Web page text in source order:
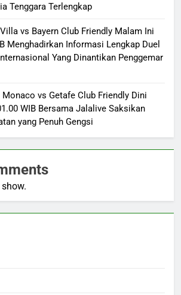
Tenggara Terlengkap
vs Bayern Club Friendly Malam Ini
Menghadirkan Informasi Lengkap Duel
Yang Dinantikan Penggemar
vs Getafe Club Friendly Dini
WIB Bersama Jalalive Saksikan
yang Penuh Gengsi